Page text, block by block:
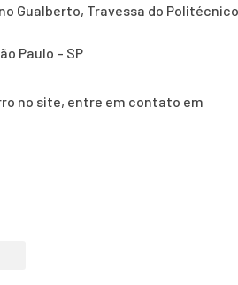
Gualberto, Travessa do
Paulo – SP
no site, entre em contato em